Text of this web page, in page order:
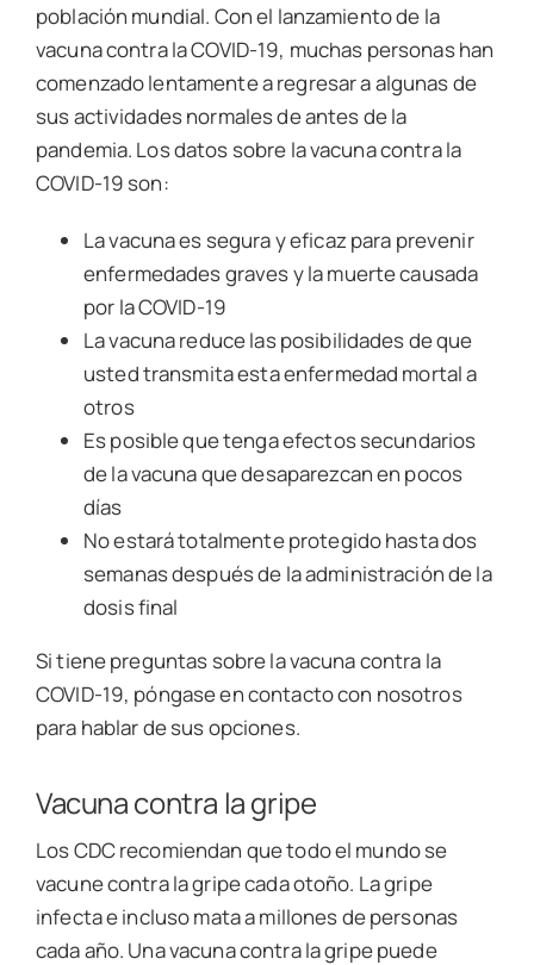
población mundial. Con el lanzamiento de la
vacuna contra la COVID-19, muchas personas han
comenzado lentamente a regresar a algunas de
sus actividades normales de antes de la
pandemia. Los datos sobre la vacuna contra la
COVID-19 son:
La vacuna es segura y eficaz para prevenir
enfermedades graves y la muerte causada
por la COVID-19
La vacuna reduce las posibilidades de que
usted transmita esta enfermedad mortal a
otros
Es posible que tenga efectos secundarios
de la vacuna que desaparezcan en pocos
días
No estará totalmente protegido hasta dos
semanas después de la administración de la
dosis final
Si tiene preguntas sobre la vacuna contra la
COVID-19, póngase en contacto con nosotros
para hablar de sus opciones.
Vacuna contra la gripe
Los CDC recomiendan que todo el mundo se
vacune contra la gripe cada otoño. La gripe
infecta e incluso mata a millones de personas
cada año. Una vacuna contra la gripe puede